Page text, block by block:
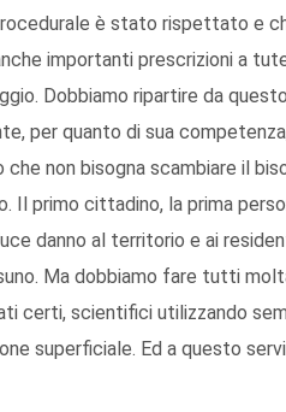
è stato rispettato e
importanti prescrizioni a
Dobbiamo ripartire da questo
per quanto di sua
non bisogna scambiare il
Il primo cittadino, la prima
danno al territorio e ai
Ma dobbiamo fare tutti
certi, scientifici utilizzando
superficiale. Ed a questo